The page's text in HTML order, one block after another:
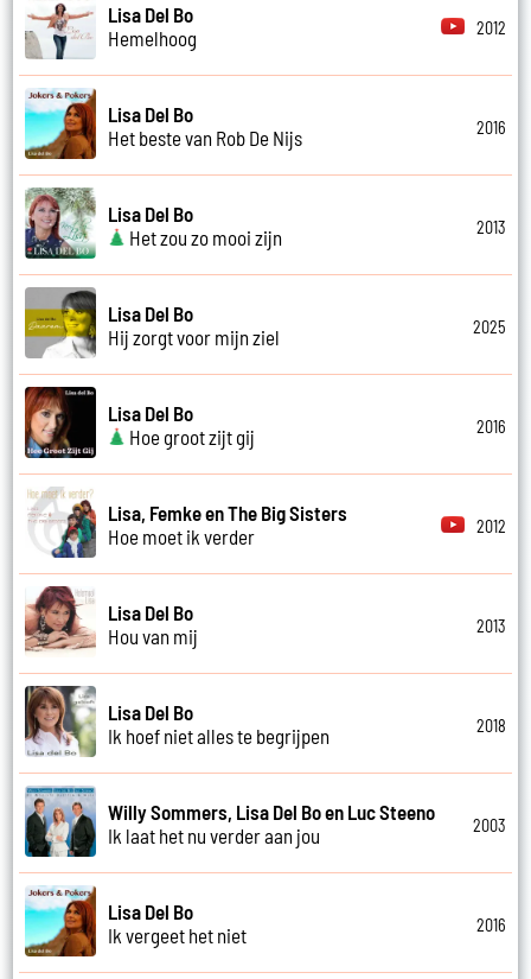
Lisa Del Bo
Hemelhoog
2012
Lisa Del Bo
Het beste van Rob De Nijs
2016
Lisa Del Bo
Het zou zo mooi zijn
2013
Lisa Del Bo
Hij zorgt voor mijn ziel
2025
Lisa Del Bo
Hoe groot zijt gij
2016
Lisa, Femke en The Big Sisters
Hoe moet ik verder
2012
Lisa Del Bo
Hou van mij
2013
Lisa Del Bo
Ik hoef niet alles te begrijpen
2018
Willy Sommers, Lisa Del Bo en Luc Steeno
Ik laat het nu verder aan jou
2003
Lisa Del Bo
Ik vergeet het niet
2016